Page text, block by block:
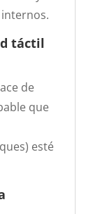
táctil
de
que
esté